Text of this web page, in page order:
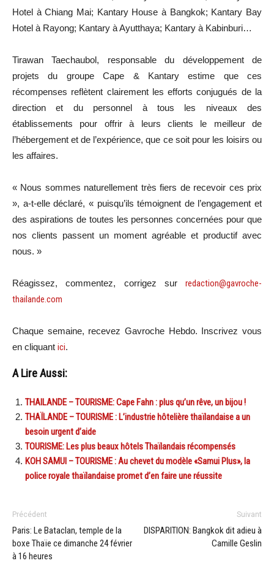
Hotel à Chiang Mai; Kantary House à Bangkok; Kantary Bay
Hotel à Rayong; Kantary à Ayutthaya; Kantary à Kabinburi…
Tirawan Taechaubol, responsable du développement de
projets du groupe Cape & Kantary estime que ces
récompenses reflètent clairement les efforts conjugués de la
direction et du personnel à tous les niveaux des
établissements pour offrir à leurs clients le meilleur de
l’hébergement et de l’expérience, que ce soit pour les loisirs ou
les affaires.
« Nous sommes naturellement très fiers de recevoir ces prix
», a-t-elle déclaré, « puisqu’ils témoignent de l’engagement et
des aspirations de toutes les personnes concernées pour que
nos clients passent un moment agréable et productif avec
nous. »
Réagissez, commentez, corrigez sur redaction@gavroche-
thailande.com
Chaque semaine, recevez Gavroche Hebdo. Inscrivez vous
en cliquant ici.
A Lire Aussi:
THAILANDE – TOURISME: Cape Fahn : plus qu’un rêve, un bijou !
THAÏLANDE – TOURISME : L’industrie hôtelière thaïlandaise a un
besoin urgent d’aide
TOURISME: Les plus beaux hôtels Thaïlandais récompensés
KOH SAMUI – TOURISME : Au chevet du modèle «Samui Plus», la
police royale thaïlandaise promet d’en faire une réussite
Précédent
Paris: Le Bataclan, temple de la
boxe Thaïe ce dimanche 24 février
à 16 heures
Suivant
DISPARITION: Bangkok dit adieu à
Camille Geslin